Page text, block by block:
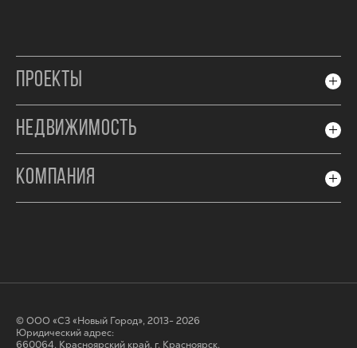
ПРОЕКТЫ
НЕДВИЖИМОСТЬ
КОМПАНИЯ
© ООО «СЗ «Новый Город», 2013- 2026
Юридический адрес:
660064, Красноярский край, г. Красноярск,